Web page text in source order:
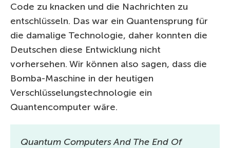
Code zu knacken und die Nachrichten zu
entschlüsseln. Das war ein Quantensprung für
die damalige Technologie, daher konnten die
Deutschen diese Entwicklung nicht
vorhersehen. Wir können also sagen, dass die
Bomba-Maschine in der heutigen
Verschlüsselungstechnologie ein
Quantencomputer wäre.
Quantum Computers And The End Of